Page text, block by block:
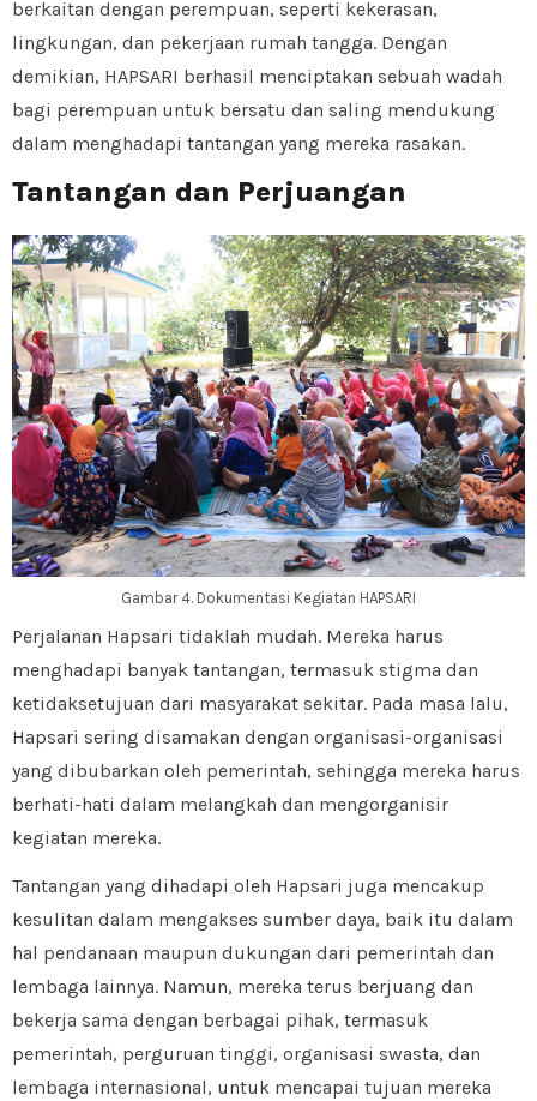
berkaitan dengan perempuan, seperti kekerasan,
lingkungan, dan pekerjaan rumah tangga. Dengan
demikian, HAPSARI berhasil menciptakan sebuah wadah
bagi perempuan untuk bersatu dan saling mendukung
dalam menghadapi tantangan yang mereka rasakan.
Tantangan dan Perjuangan
Gambar 4. Dokumentasi Kegiatan HAPSARI
Perjalanan Hapsari tidaklah mudah. Mereka harus
menghadapi banyak tantangan, termasuk stigma dan
ketidaksetujuan dari masyarakat sekitar. Pada masa lalu,
Hapsari sering disamakan dengan organisasi-organisasi
yang dibubarkan oleh pemerintah, sehingga mereka harus
berhati-hati dalam melangkah dan mengorganisir
kegiatan mereka.
Tantangan yang dihadapi oleh Hapsari juga mencakup
kesulitan dalam mengakses sumber daya, baik itu dalam
hal pendanaan maupun dukungan dari pemerintah dan
lembaga lainnya. Namun, mereka terus berjuang dan
bekerja sama dengan berbagai pihak, termasuk
pemerintah, perguruan tinggi, organisasi swasta, dan
lembaga internasional, untuk mencapai tujuan mereka